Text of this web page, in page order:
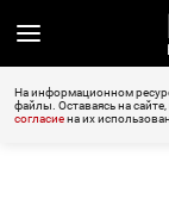
На информационном
файлы. Оставаясь на
согласиена их